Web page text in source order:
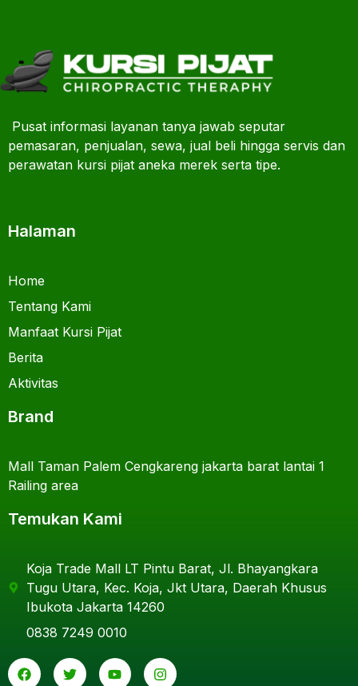
Pusat informasi layanan tanya jawab seputar
pemasaran, penjualan, sewa, jual beli hingga servis dan
perawatan kursi pijat aneka merek serta tipe.
Halaman
Home
Tentang Kami
Manfaat Kursi Pijat
Berita
Aktivitas
Brand
Mall Taman Palem Cengkareng jakarta barat lantai 1
Railing area
Temukan Kami
Koja Trade Mall LT Pintu Barat, Jl. Bhayangkara
Tugu Utara, Kec. Koja, Jkt Utara, Daerah Khusus
Ibukota Jakarta 14260
0838 7249 0010